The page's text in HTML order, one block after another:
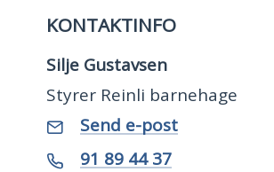
KONTAKTINFO
Silje Gustavsen
Styrer Reinli barnehage
E-
post
Send e-posttil
Silje
Telefon
91 89 44 37